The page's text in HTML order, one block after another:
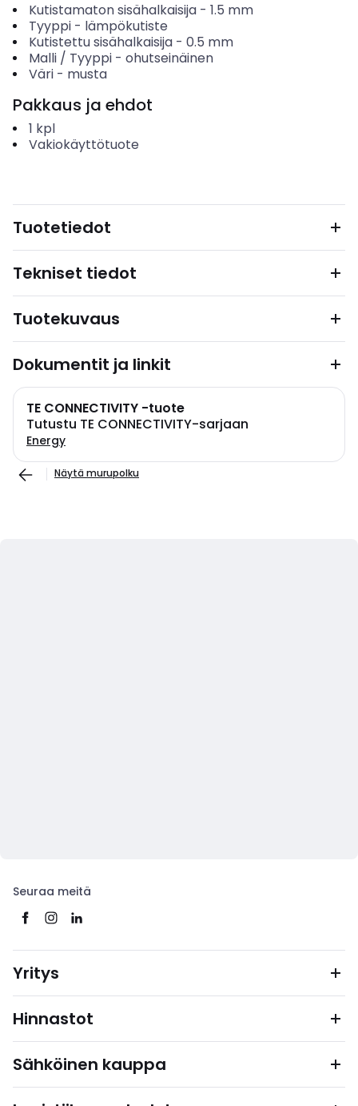
Kutistamaton sisähalkaisija- 1.5 mm
Tyyppi- lämpökutiste
Kutistettu sisähalkaisija- 0.5 mm
Malli / Tyyppi- ohutseinäinen
Väri- musta
Pakkaus ja ehdot
1 kpl
Vakiokäyttötuote
Tuotetiedot
Tekniset tiedot
Tuotekuvaus
Dokumentit ja linkit
TE CONNECTIVITY -tuote
Tutustu TE CONNECTIVITY-sarjaan
Energy
Näytä murupolku
Seuraa meitä
Yritys
Hinnastot
Sähköinen kauppa